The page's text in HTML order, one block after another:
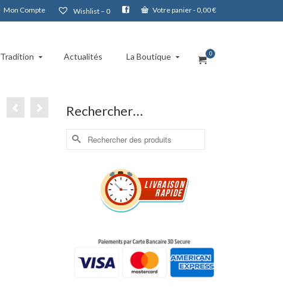
Mon Compte Wishlist – 0 Votre panier- 0,00€
Tradition Actualités La Boutique 0
Rechercher…
Rechercher :